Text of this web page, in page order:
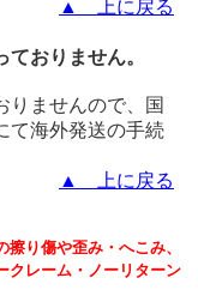
▲ 上に戻る
おりません。
りませんので、国
て海外発送の手続
▲ 上に戻る
はできますか？
はできますか？
収書の発行はできま
るのでしょうか
か？
（ 2026/07/22 ）
させて頂いた者です。
寸法販売をしているの
り傷や歪み・へこみ、
クレーム・ノーリターン